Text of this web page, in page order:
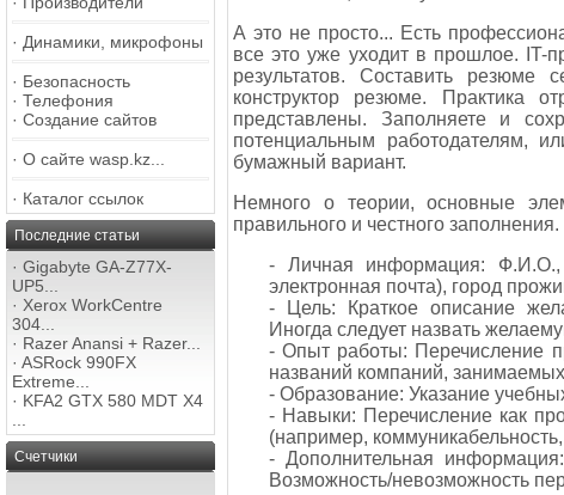
· Динамики, микрофоны
· Безопасность
· Телефония
· Создание сайтов
· О сайте wasp.kz...
· Каталог ссылок
Последние статьи
· Gigabyte GA-Z77X-
UP5...
· Xerox WorkCentre
304...
· Razer Anansi + Razer...
· ASRock 990FX
Extreme...
· KFA2 GTX 580 MDT X4
Счетчики
А это не просто... Есть
все это уже уходит в прошлое. IT-
результатов. Составить резюме
конструктор резюме. Практика
представлены. Заполняете и
потенциальным работодателям,
бумажный вариант.
Немного о теории, основные
правильного и честного заполнения.
- Личная информация: Ф.И.О.,
электронная почта), город
- Цель: Краткое описание
Иногда следует назвать
- Опыт работы: Перечисление
названий компаний,
- Образование: Указание
- Навыки: Перечисление как
(например, коммуникабельность,
- Дополнительная
Возможность/невозможность